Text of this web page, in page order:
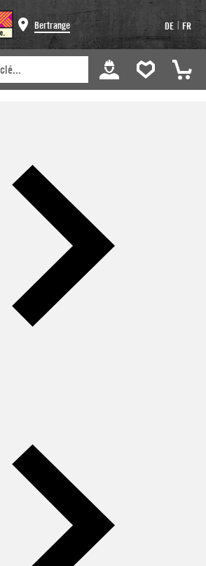
Bertrange DE | FR